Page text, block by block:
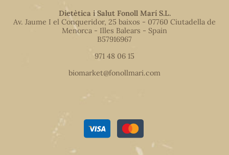
Dietètica i Salut Fonoll Marí S.L.
Av. Jaume I el Conqueridor, 25 baixos - 07760 Ciutadella de
Menorca - Illes Balears - Spain
B57916967
971 48 06 15
biomarket@fonollmari.com